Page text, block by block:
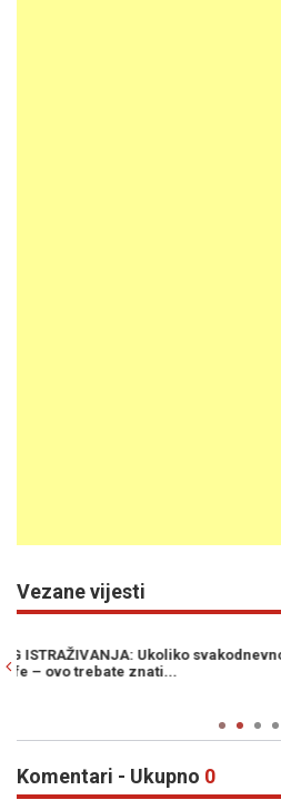
Vezane vijesti
PET ŠOLJICA KAFE DNEVNO
gdje počinje ozbiljan rizik
Komentari - Ukupno 0